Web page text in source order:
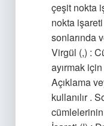
çeşit nokta
nokta
sonlarında
Virgül (,) :
ayırmak
Açıklama
kullanılır .